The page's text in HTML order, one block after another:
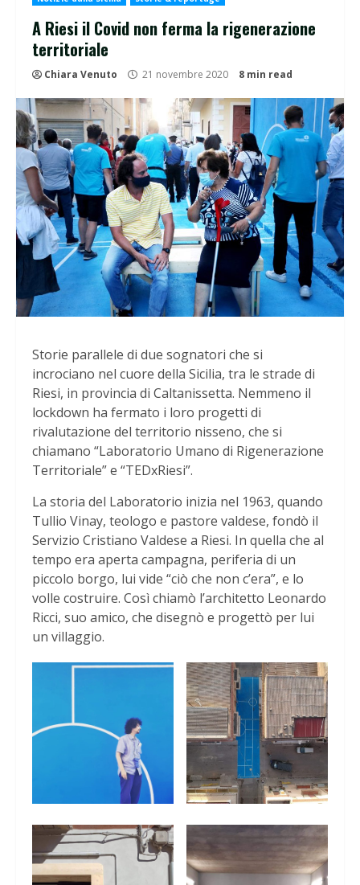
A Riesi il Covid non ferma la rigenerazione
territoriale
Chiara Venuto 21 novembre 2020 8 min read
Storie parallele di due sognatori che si
incrociano nel cuore della Sicilia, tra le strade di
Riesi, in provincia di Caltanissetta. Nemmeno il
lockdown ha fermato i loro progetti di
rivalutazione del territorio nisseno, che si
chiamano “Laboratorio Umano di Rigenerazione
Territoriale” e “TEDxRiesi”.
La storia del Laboratorio inizia nel 1963, quando
Tullio Vinay, teologo e pastore valdese, fondò il
Servizio Cristiano Valdese a Riesi. In quella che al
tempo era aperta campagna, periferia di un
piccolo borgo, lui vide “ciò che non c’era”, e lo
volle costruire. Così chiamò l’architetto Leonardo
Ricci, suo amico, che disegnò e progettò per lui
un villaggio.